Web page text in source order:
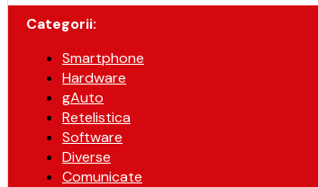
Categorii:
Smartphone
Hardware
gAuto
Retelistica
Software
Diverse
Comunicate